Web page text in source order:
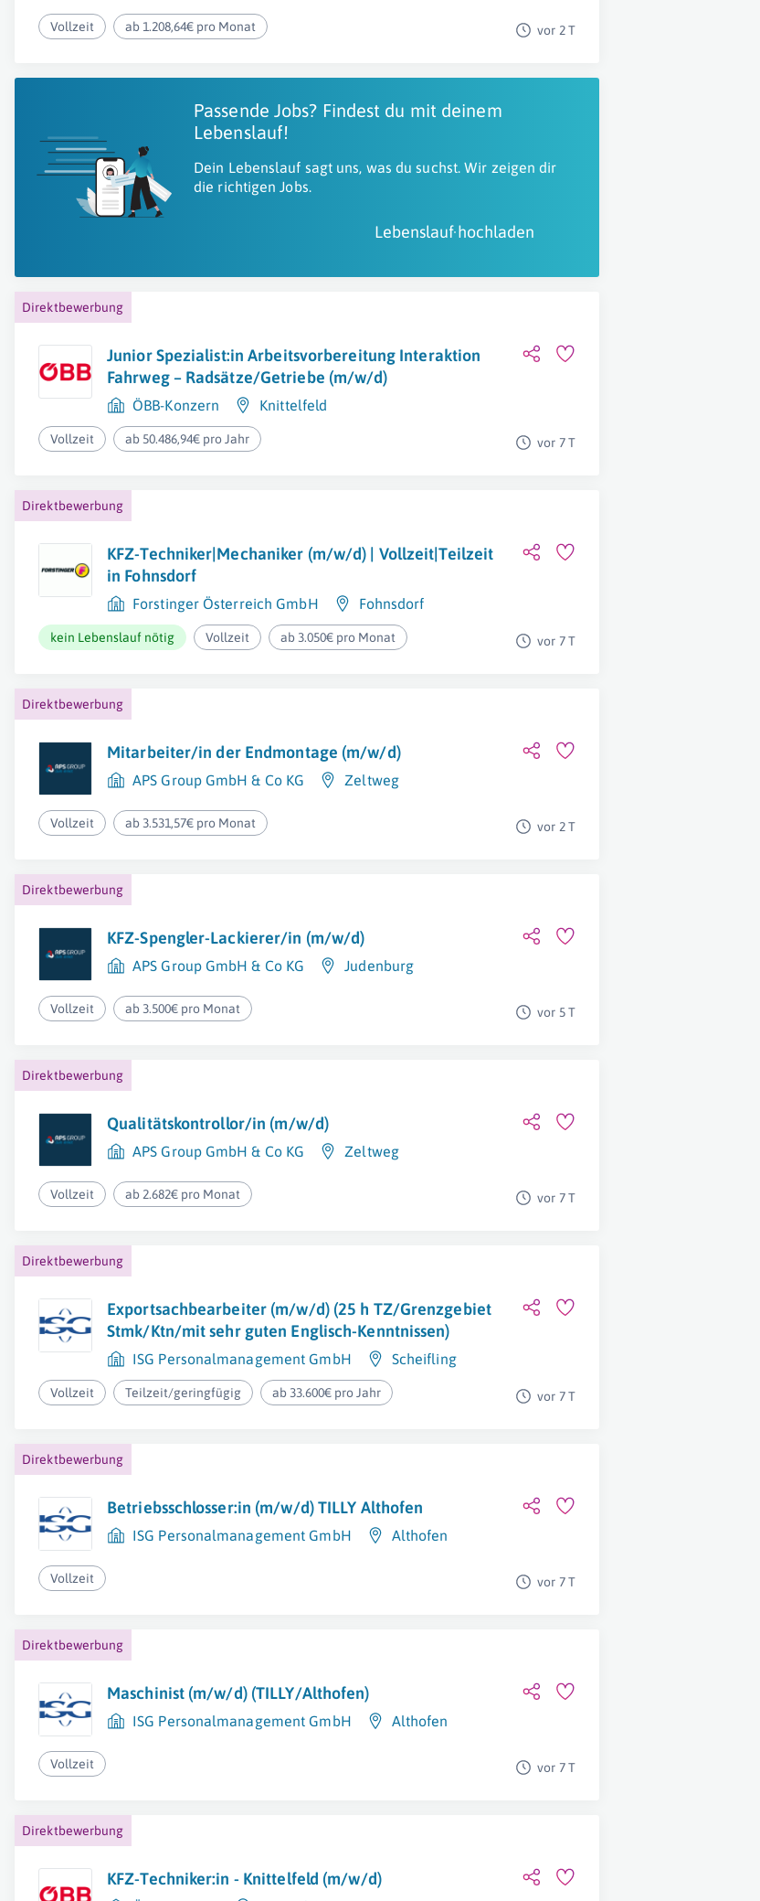
Vollzeit ab 1.208,64€ pro Monat vor 2 T
Passende Jobs? Findest du mit deinem
Lebenslauf!
Dein Lebenslauf sagt uns, was du suchst. Wir zeigen dir
die richtigen Jobs.
Lebenslauf hochladen
Direktbewerbung
Junior Spezialist:in Arbeitsvorbereitung Interaktion
Fahrweg – Radsätze/Getriebe (m/w/d)
ÖBB-Konzern Knittelfeld
Vollzeit ab 50.486,94€ pro Jahr vor 7 T
Direktbewerbung
KFZ-Techniker|Mechaniker (m/w/d) | Vollzeit|Teilzeit
in Fohnsdorf
Forstinger Österreich GmbH Fohnsdorf
kein Lebenslauf nötig Vollzeit ab 3.050€ pro Monat vor 7 T
Direktbewerbung
Mitarbeiter/in der Endmontage (m/w/d)
APS Group GmbH & Co KG Zeltweg
Vollzeit ab 3.531,57€ pro Monat vor 2 T
Direktbewerbung
KFZ-Spengler-Lackierer/in (m/w/d)
APS Group GmbH & Co KG Judenburg
Vollzeit ab 3.500€ pro Monat vor 5 T
Direktbewerbung
Qualitätskontrollor/in (m/w/d)
APS Group GmbH & Co KG Zeltweg
Vollzeit ab 2.682€ pro Monat vor 7 T
Direktbewerbung
Exportsachbearbeiter (m/w/d) (25 h TZ/Grenzgebiet
Stmk/Ktn/mit sehr guten Englisch-Kenntnissen)
ISG Personalmanagement GmbH Scheifling
Vollzeit Teilzeit/geringfügig ab 33.600€ pro Jahr vor 7 T
Direktbewerbung
Betriebsschlosser:in (m/w/d) TILLY Althofen
ISG Personalmanagement GmbH Althofen
Vollzeit vor 7 T
Direktbewerbung
Maschinist (m/w/d) (TILLY/Althofen)
ISG Personalmanagement GmbH Althofen
Vollzeit vor 7 T
Direktbewerbung
KFZ-Techniker:in - Knittelfeld (m/w/d)